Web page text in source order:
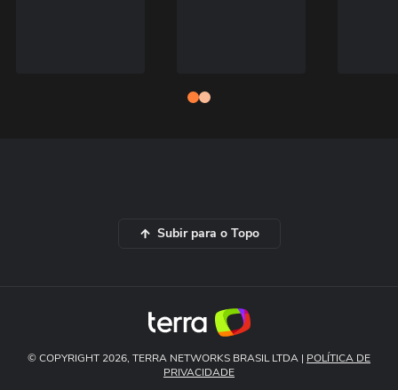
Subir para o Topo
© COPYRIGHT 2026, TERRA NETWORKS BRASIL LTDA | POLÍTICA DE
PRIVACIDADE